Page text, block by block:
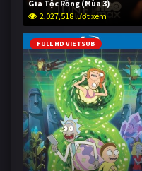
Gia Tộc Rồng (Mùa 3)
2,027,518 lượt xem
FULL HD VIETSUB